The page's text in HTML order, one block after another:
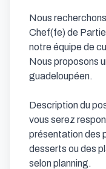
Nous
Chef(fe) de
notre équipe de
Nous proposons
guadeloupéen.
Description du
vous serez
présentation des
desserts ou des
selon planning.